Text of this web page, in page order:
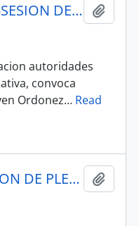
004_ASISTENCIA_SESION INAUGURAL 2025-2029_14-05-25SESION DEL PLENO S/N INSTALACION ASAMBLEA NACIONAL 2025-2027
autoridades
convoca
Ordonez… Read
005_ASISTENCIA_SESION_001-AN-2025-2029_16-05-25SESION DE PLENO N 001 ASAMBLEA NACIONAL 2025-2027